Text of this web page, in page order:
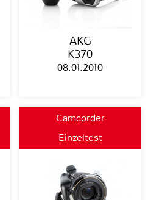
AKG
K370
08.01.2010
Camcorder
Einzeltest